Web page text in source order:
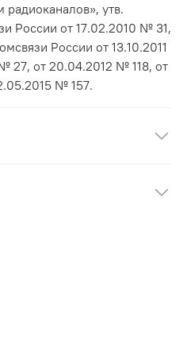
утв.
России от 17.02.2010 № 31,
России от 13.10.2011
27, от 20.04.2012 № 118, от
№ 157.